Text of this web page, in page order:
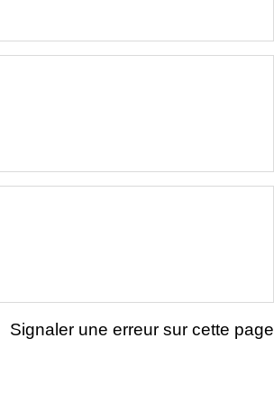
Signaler une erreur sur cette page